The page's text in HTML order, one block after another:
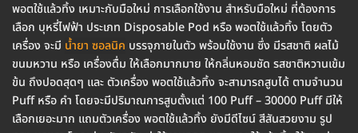
พอตใช้แล้วทิ้ง เหมาะกับมือใหม่ การเลือกใช้งาน สำหรับมือใหม่ ที่ต้องการ
เลือก บุหรี่ไฟฟ้า ประเภท Disposable Pod หรือ พอตใช้แล้วทิ้ง โดยตัว
เครื่อง จะมี น้ำยา ซอลนิค บรรจุภายในตัว พร้อมใช้งาน ซึ่ง มีรสชาติ ผลไม้
ขนมหวาน หรือ เครื่องดื่ม ให้เลือกมากมาย ให้กลิ่นหอมชัด รสชาติหวานเข้ม
ข้น ถึงปอดสุดๆ และ ตัวเครื่อง พอตใช้แล้วทิ้ง จะสามารถสูบได้ ตามจำนวน
Puff หรือ คำ โดยจะมีปริมาณการสูบตั้งแต่ 100 Puff – 30000 Puff มีให้
เลือกเยอะมาก แถมตัวเครื่อง พอตใช้แล้วทิ้ง ยังมีดีไซน์ สีสันสวยงาม รูป